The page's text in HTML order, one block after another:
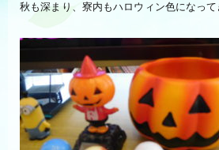
秋も深まり、寮内もハロウィン色になって